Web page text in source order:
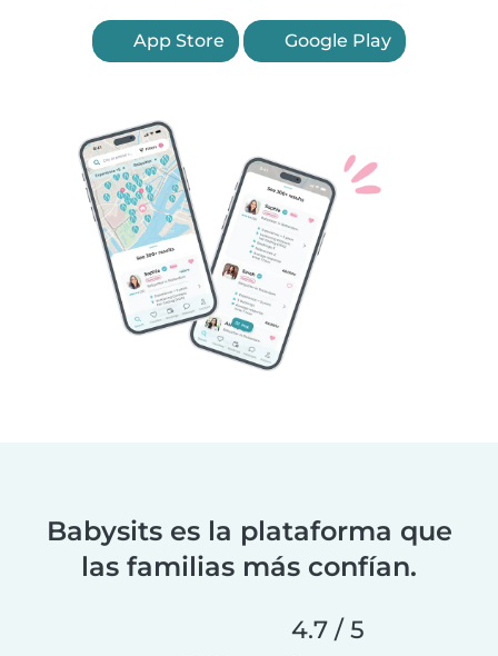
App Store Google Play
Babysits es la plataforma que
las familias más confían.
4.7 / 5